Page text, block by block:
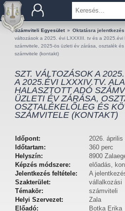
BEMUTATKOZÁS
TAGOK
OKTATÁS
KÉRDÉSEK ÉS VÁLASZOK
KIADVÁNYOK
KAPCSOLAT
Számviteli Egyesület » Oktatásra jelentkezés
változások a 2025. évi LXXXIII. tv és a 2025.évi
számvitele, 2025-ös üzleti év zárása, osztalék
számvitele (kontakt)
SZT. VÁLTOZÁSOK A
A 2025.ÉVI LXXXIV.TV.
HALASZTOTT ADÓ
ÜZLETI ÉV ZÁRÁSA,
OSZTALÉKELŐLEG ÉS
SZÁMVITELE (KONTAKT)
Időpont:
2026. április
Időtartam:
360 perc
Helyszín:
8900
Képzés módszere:
előadás,
Jelentkezés feltétele:
A
Szakterület:
vállalkozási
Témakör:
számviteli
Helyi Szervezet:
Zala
Előadó:
Botka Erika